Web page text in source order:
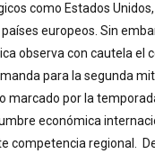
como Estados
europeos. Sin
observa con cautela el
para la segunda
marcado por la
económica
competencia regional.